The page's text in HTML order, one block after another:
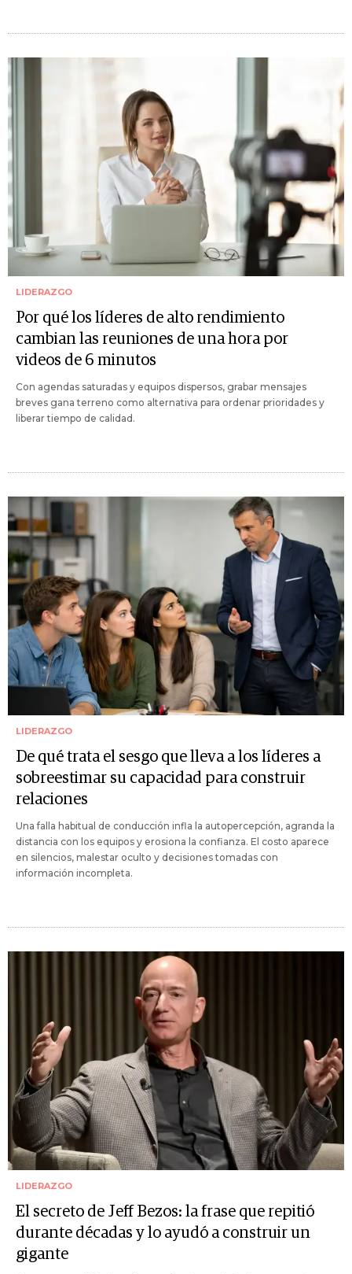
LIDERAZGO
Por qué los líderes de alto rendimiento
cambian las reuniones de una hora por
videos de 6 minutos
Con agendas saturadas y equipos dispersos, grabar mensajes
breves gana terreno como alternativa para ordenar prioridades y
liberar tiempo de calidad.
LIDERAZGO
De qué trata el sesgo que lleva a los líderes a
sobreestimar su capacidad para construir
relaciones
Una falla habitual de conducción infla la autopercepción, agranda la
distancia con los equipos y erosiona la confianza. El costo aparece
en silencios, malestar oculto y decisiones tomadas con
información incompleta.
LIDERAZGO
El secreto de Jeff Bezos: la frase que repitió
durante décadas y lo ayudó a construir un
gigante